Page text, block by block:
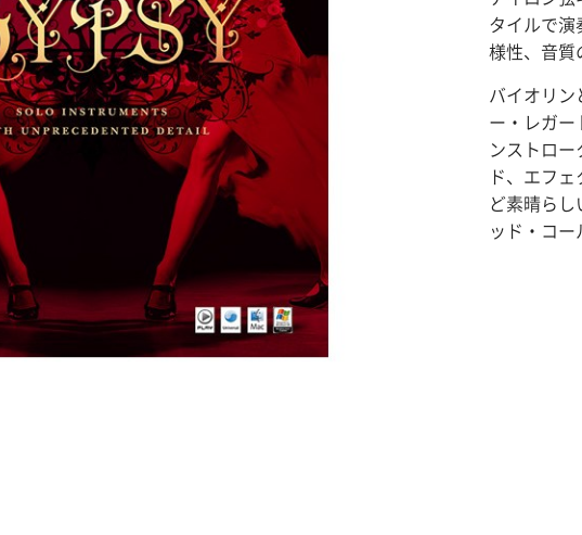
タイルで
様性、音質
バイオリ
ー・レガ
ンストロ
ド、エフ
ど素晴ら
ッド・コー